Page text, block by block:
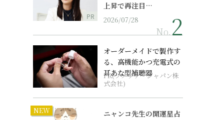
PR
上昇で再注目…
2026/07/28
No.
オーダーメイドで製作す
る、高機能かつ充電式の
耳あな型補聴器
PR(ソノヴァ・ジャパン株
式会社)
NEW
ニャンコ先生の開運星占